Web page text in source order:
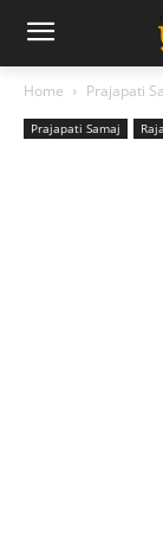
Home Prajapati
Prajapati Samaj